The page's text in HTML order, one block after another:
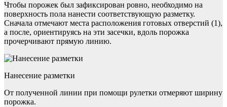
Чтобы порожек был зафиксирован ровно, необходимо на
поверхность пола нанести соответствующую разметку.
Сначала отмечают места расположения готовых отверстий (1),
а после, ориентируясь на эти засечки, вдоль порожка
прочерчивают прямую линию.
Нанесение разметки
От полученной линии при помощи рулетки отмеряют ширину
порожка.